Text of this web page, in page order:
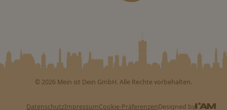
© 2026 Mein ist Dein GmbH. Alle Rechte vorbehalten.
DatenschutzImpressumCookie-PräferenzenDesigned by